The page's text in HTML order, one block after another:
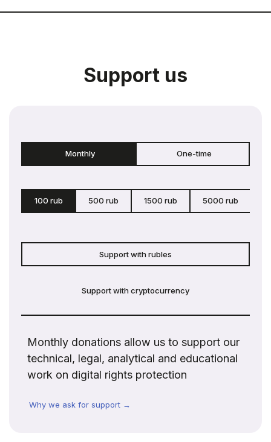
Support us
Monthly One-time
100 rub 500 rub 1500 rub 5000 rub
Support with rubles
Support with cryptocurrency
Monthly donations allow us to support our
technical, legal, analytical and educational
work on digital rights protection
Why we ask for support →